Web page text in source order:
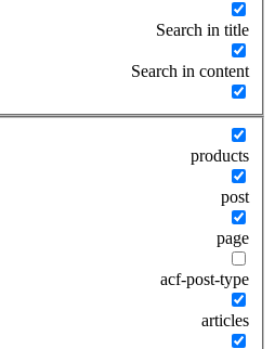
Search in title
Search in content
products
post
page
acf-post-type
articles